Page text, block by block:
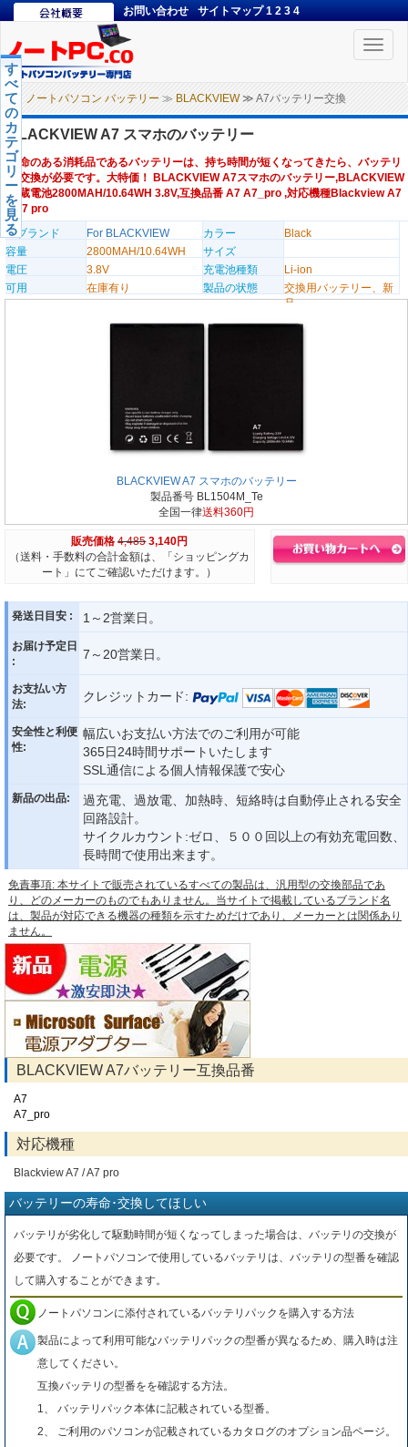
お問い合わせ サイトマップ 1 2 3 4
Toggle
ノートパソコン バッテリー ≫ BLACKVIEW≫ A7バッテリー交換
す
べ
て
の
カ
テ
ゴ
リ
ー
を
見
る
BLACKVIEW A7 スマホのバッテリー
寿命のある消耗品であるバッテリーは、持ち時間が短くなってきたら、バッテリ
ー交換が必要です。大特価！ BLACKVIEW A7スマホのバッテリー,BLACKVIEW
内蔵電池2800MAH/10.64WH 3.8V,互換品番 A7 A7_pro ,対応機種Blackview A7
/ A7 pro
のブランド
For BLACKVIEW カラー
Black
容量
2800MAH/10.64WH
サイズ
電圧
3.8V 充電池種類
Li-ion
可用
在庫有り 製品の状態
交換用バッテリー、新
品
BLACKVIEW A7 スマホのバッテリー
製品番号 BL1504M_Te
全国一律送料360円
販売価格 4,485 3,140円
（送料・手数料の合計金額は、「ショッピングカ
ート」にてご確認いただけます。）
発送日目安 : 1～2営業日。
お届け予定日
:
7～20営業日。
お支払い方
法:
クレジットカード:
安全性と利便
性:
幅広いお支払い方法でのご利用が可能
365日24時間サポートいたします
SSL通信による個人情報保護で安心
新品の出品:
過充電、過放電、加熱時、短絡時は自動停止される安全
回路設計。
サイクルカウント:ゼロ、５００回以上の有効充電回数、
長時間で使用出来ます。
免責事項: 本サイトで販売されているすべての製品は、汎用型の交換部品であ
り、どのメーカーのものでもありません。当サイトで掲載しているブランド名
は、製品が対応できる機器の種類を示すためだけであり、メーカーとは関係あり
ません。
BLACKVIEW A7バッテリー互換品番
A7
A7_pro
対応機種
Blackview A7 / A7 pro
バッテリーの寿命･交換してほしい
バッテリが劣化して駆動時間が短くなってしまった場合は、バッテリの交換が
必要です。 ノートパソコンで使用しているバッテリは、バッテリの型番を確認
して購入することができます。
ノートパソコンに添付されているバッテリパックを購入する方法
製品によって利用可能なバッテリパックの型番が異なるため、購入時は注
意してください。
互換バッテリの型番をを確認する方法。
1、 バッテリパック本体に記載されている型番。
2、 ご利用のパソコンが記載されているカタログのオプション品ページ。